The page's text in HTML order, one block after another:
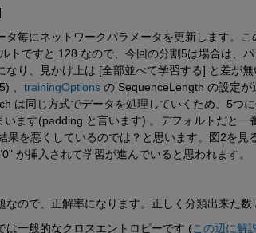
タ毎にネットワークパラメータを更新します。こ
トですと 128 なので、今回の分割5は場合は、
なり、見かけ上は [全部並べて学習する] と差が
、 trainingOptions の SequenceLength の設定が
は同じ方式でデータを処理していくため、5つ
ます(padding と言います) 。デフォルトだと一
果を悪くしているのでは？と思います。図2を見
が挿入されて学習が進んでいると思われます。
ので、正解率になります。正しく分類出来た数
は一般的なクロスエントロピーです (この辺に解